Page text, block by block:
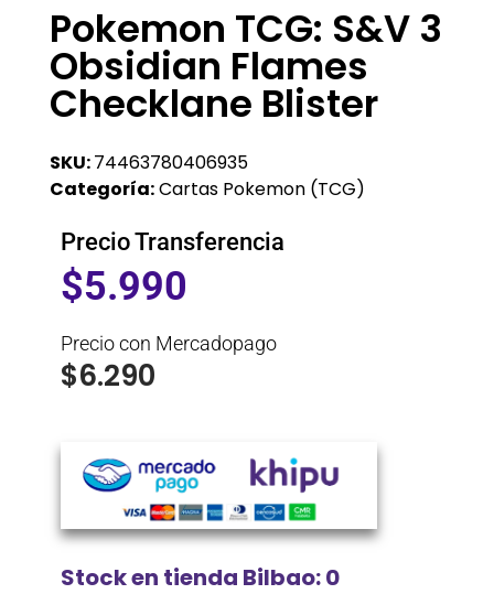
Pokemon TCG: S&V 3
Obsidian Flames
Checklane Blister
SKU:74463780406935
Categoría:Cartas Pokemon (TCG)
Precio Transferencia
$5.990
Precio con Mercadopago
$6.290
Stock en tienda Bilbao: 0